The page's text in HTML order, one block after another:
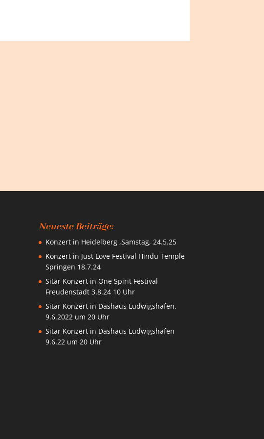
Neueste Beiträge:
Konzert in Heidelberg ,Samstag, 24.5.25
Konzert in Just Love Festival Hindu Temple
Springen 18.7.24
Sitar Konzert in One Spirit Festival
Freudenstadt 3.8.24 10 Uhr
Sitar Konzert in Dashaus Ludwigshafen.
9.6.2022 um 20 Uhr
Sitar Konzert in Dashaus Ludwigshafen
9.6.22 um 20 Uhr